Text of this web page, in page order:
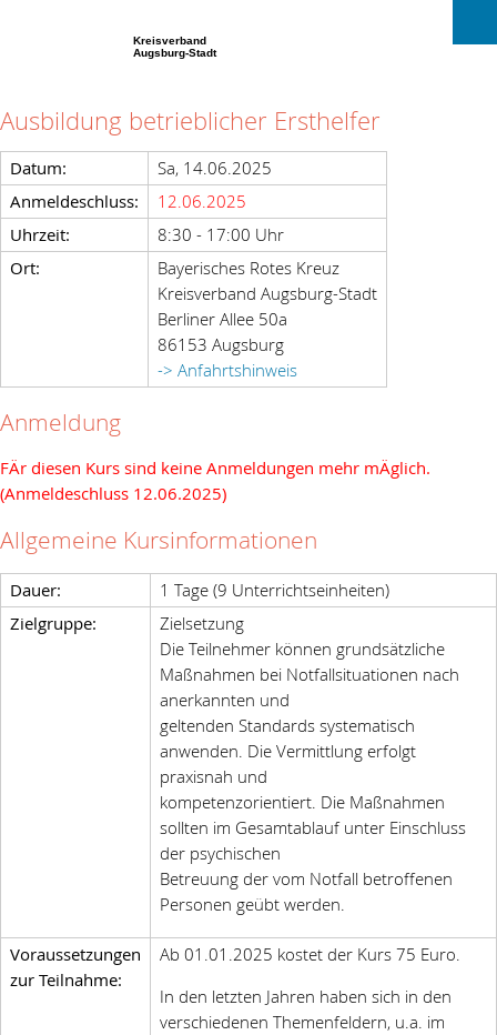
Kreisverband
Augsburg-Stadt
Ausbildung betrieblicher Ersthelfer
Datum:
Sa, 14.06.2025
Anmeldeschluss:
12.06.2025
Uhrzeit:
8:30 - 17:00 Uhr
Ort:
Bayerisches Rotes Kreuz
Kreisverband Augsburg-Stadt
Berliner Allee 50a
86153 Augsburg
-> Anfahrtshinweis
Anmeldung
FÄr diesen Kurs sind keine Anmeldungen mehr mÄglich.
(Anmeldeschluss 12.06.2025)
Allgemeine Kursinformationen
Dauer:
1 Tage (9 Unterrichtseinheiten)
Zielgruppe:
Zielsetzung
Die Teilnehmer können grundsätzliche
Maßnahmen bei Notfallsituationen nach
anerkannten und
geltenden Standards systematisch
anwenden. Die Vermittlung erfolgt
praxisnah und
kompetenzorientiert. Die Maßnahmen
sollten im Gesamtablauf unter Einschluss
der psychischen
Betreuung der vom Notfall betroffenen
Personen geübt werden.
Voraussetzungen
zur Teilnahme:
Ab 01.01.2025 kostet der Kurs 75 Euro.
In den letzten Jahren haben sich in den
verschiedenen Themenfeldern, u.a. im